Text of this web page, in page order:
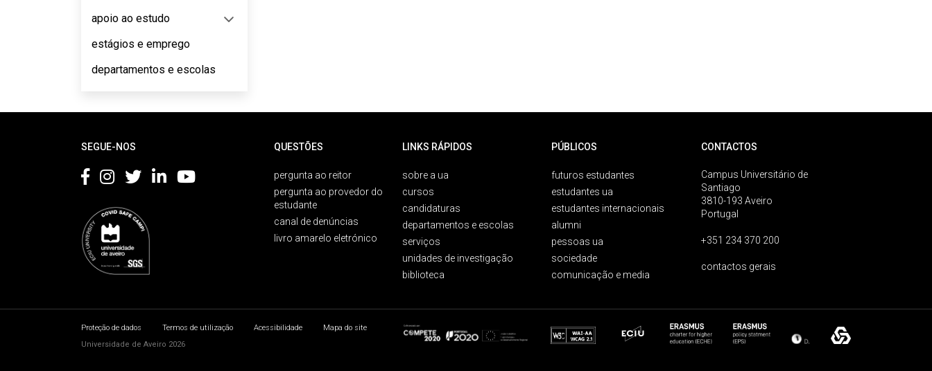
apoio ao estudo
estágios e emprego
departamentos e escolas
SEGUE-NOS QUESTÕES
pergunta ao reitor
pergunta ao provedor do
estudante
canal de denúncias
livro amarelo eletrónico
LINKS RÁPIDOS
sobre a ua
cursos
candidaturas
departamentos e escolas
serviços
unidades de investigação
biblioteca
PÚBLICOS
futuros estudantes
estudantes ua
estudantes internacionais
alumni
pessoas ua
sociedade
comunicação e media
CONTACTOS
Campus Universitário de
Santiago
3810-193 Aveiro
Portugal
+351 234 370 200
contactos gerais
Proteção de dados Termos de utilização Acessibilidade
Mapa do site
Universidade de Aveiro 2026